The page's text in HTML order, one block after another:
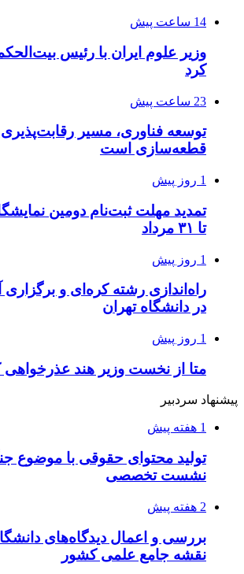
14 ساعت پیش
وزیر علوم ایران با رئیس
کرد
23 ساعت پیش
توسعه فناوری، مسیر
قطعه‌سازی است
1 روز پیش
تا ۳۱ مرداد
1 روز پیش
در دانشگاه تهران
1 روز پیش
متا از نخست وزیر هند عذرخواهی
پیشنهاد سردبیر
1 هفته پیش
نشست تخصصی
2 هفته پیش
بررسی و اعمال دیدگاه‌های
نقشه جامع علمی کشور